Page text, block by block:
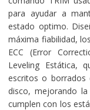
para ayudar a
estado optimo.
máxima fiabilidad,
ECC (Error
Leveling Estática,
escritos o borrados
disco, mejorando
cumplen con los